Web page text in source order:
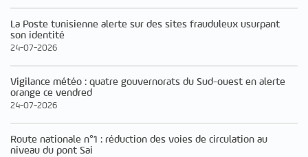
La Poste tunisienne alerte sur des sites frauduleux usurpant
son identité
24-07-2026
Vigilance météo : quatre gouvernorats du Sud-ouest en alerte
orange ce vendred
24-07-2026
Route nationale n°1 : réduction des voies de circulation au
niveau du pont Sai